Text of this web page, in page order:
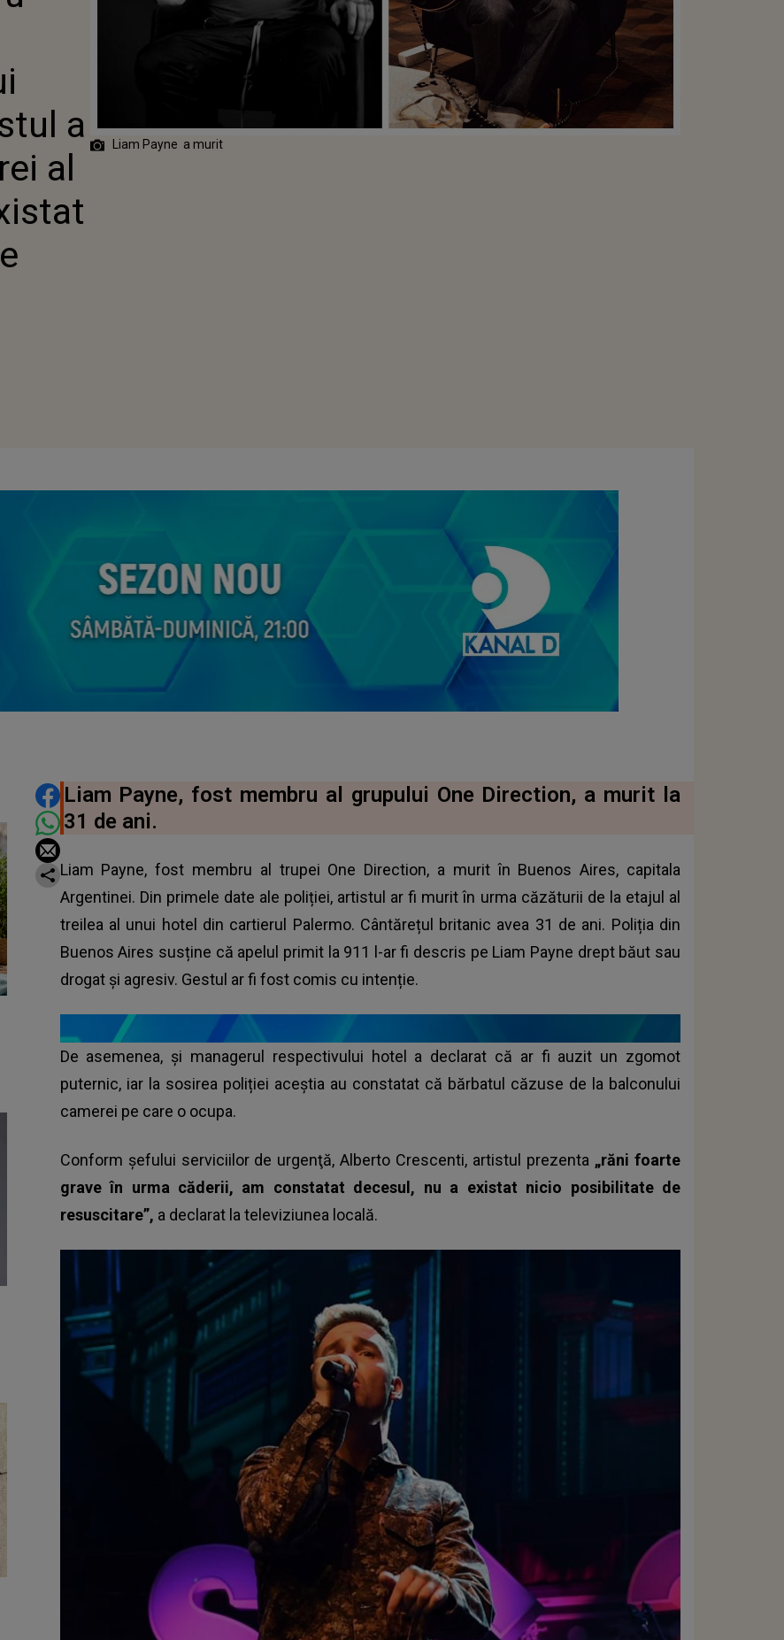
DE LA
AL UNUI
EXISTAT
DE
a
al
Liam Payne a murit
DISTRIBUIE ARTICOLUL
Liam Payne, fost membru al grupului One Direction, a murit la
31 de ani.
Liam Payne, fost membru al trupei One Direction, a murit în Buenos Aires, capitala
Argentinei. Din primele date ale poliției, artistul ar fi murit în urma căzăturii de la etajul al
treilea al unui hotel din cartierul Palermo. Cântărețul britanic avea 31 de ani. Poliția din
Buenos Aires susține că apelul primit la 911 l-ar fi descris pe Liam Payne drept băut sau
drogat și agresiv. Gestul ar fi fost comis cu intenție.
De asemenea, și managerul respectivului hotel a declarat că ar fi auzit un zgomot
puternic, iar la sosirea poliției aceștia au constatat că bărbatul căzuse de la balconului
camerei pe care o ocupa.
Conform şefului serviciilor de urgenţă, Alberto Crescenti, artistul prezenta „răni foarte
grave în urma căderii, am constatat decesul, nu a existat nicio posibilitate de
resuscitare”, a declarat la televiziunea locală.